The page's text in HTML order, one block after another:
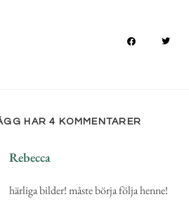
HAR 4 KOMMENTARER
Rebecca
härliga bilder! måste börja följa henne!